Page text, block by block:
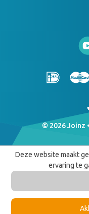
© 2026 Joinz
Deze website maakt
ervaring te